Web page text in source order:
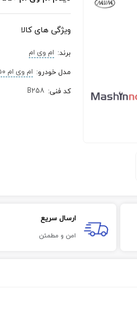
ویژگی های کالا
برند: ام وی ام
مدل خودرو: ام‌ وی‌ ام ۵۵۰
کد فنی:
B258
ارسال سریع
امن و مطمئن